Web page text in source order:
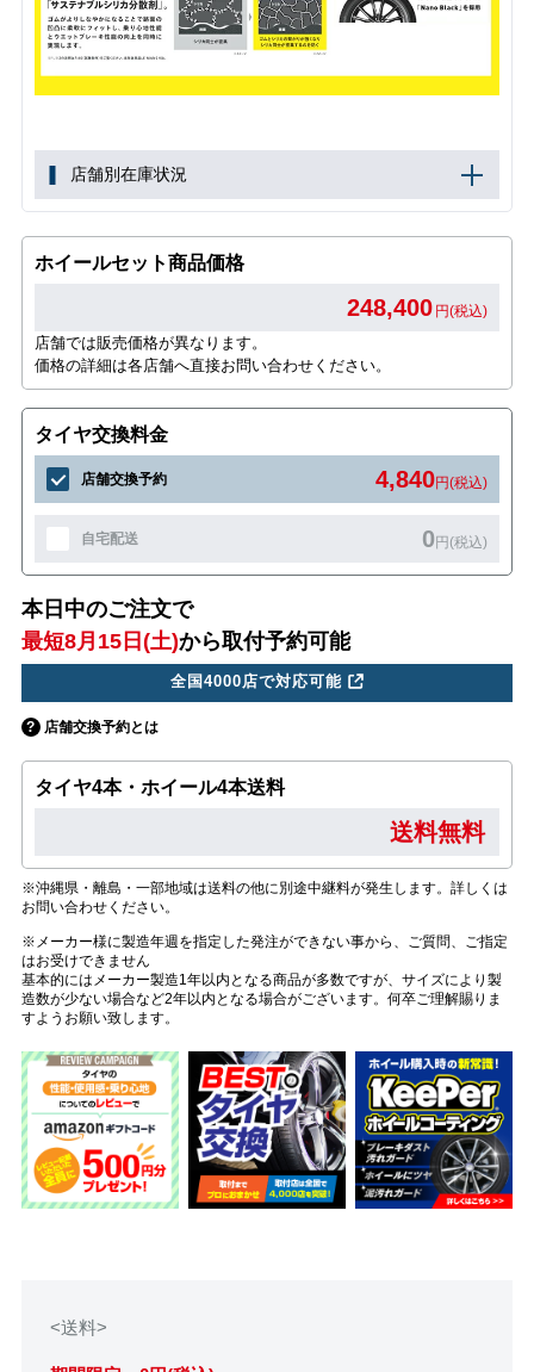
店舗別在庫状況
ホイールセット商品価格
248,400 円(税込)
店舗では販売価格が異なります。
価格の詳細は各店舗へ直接お問い合わせください。
タイヤ交換料金
店舗交換予約 4,840円(税込)
自宅配送 0円(税込)
本日中のご注文で
最短8月15日(土)から取付予約可能
全国4000店で対応可能
店舗交換予約とは
タイヤ4本・ホイール4本送料
送料無料
※沖縄県・離島・一部地域は送料の他に別途中継料が発生します。詳しくは
お問い合わせください。
※メーカー様に製造年週を指定した発注ができない事から、ご質問、ご指定
はお受けできません
基本的にはメーカー製造1年以内となる商品が多数ですが、サイズにより製
造数が少ない場合など2年以内となる場合がございます。何卒ご理解賜りま
すようお願い致します。
<送料>